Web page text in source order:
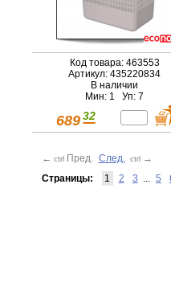
Код товара: 463553
Артикул: 435220834
В наличии
Мин: 1 Уп: 7
689 32
← ctrl Пред. След. ctrl →
Страницы:
1 2 3 ... 5